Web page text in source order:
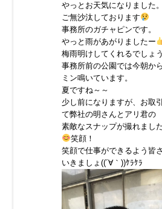
やっとお天気になりました。
ご無沙汰しております
事務所のガチャピンです。
やっと雨があがりましたー
梅雨明けしてくれるでしょ
事務所前の公園では今朝か
ミン鳴いています。
夏ですね～～
少し前になりますが、お取
て弊社の明さんとアリ君の
素敵なスナップが撮れました
笑顔！
笑顔で仕事ができるよう皆
いきましょ((´∀｀))ｹﾗｹﾗ